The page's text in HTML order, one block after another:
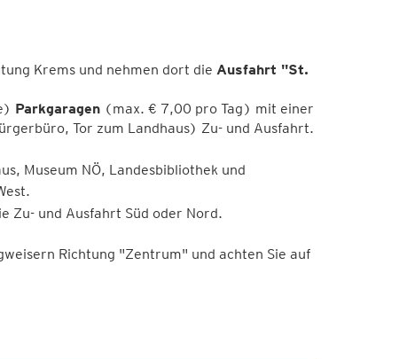
Krems und nehmen dort die Ausfahrt "St.
Parkgaragen(max. € 7,00 pro Tag) mit einer
Tor zum Landhaus) Zu- und Ausfahrt.
Museum NÖ, Landesbibliothek und
Zu- und Ausfahrt Süd oder Nord.
Richtung "Zentrum" und achten Sie auf